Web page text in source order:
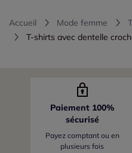
Accueil Mode femme
T-shirts avec dentelle
Paiement 100%
sécurisé
Payez comptant ou en
plusieurs fois